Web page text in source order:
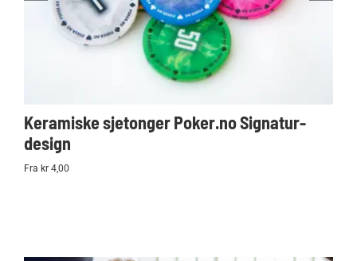
Keramiske sjetonger Poker.no Signatur-
design
Fra kr 4,00